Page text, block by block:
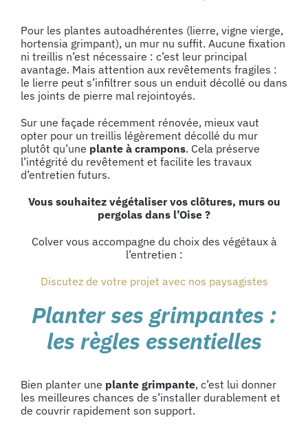
Pour les plantes autoadhérentes (lierre, vigne vierge,
hortensia grimpant), un mur nu suffit. Aucune fixation
ni treillis n’est nécessaire : c’est leur principal
avantage. Mais attention aux revêtements fragiles :
le lierre peut s’infiltrer sous un enduit décollé ou dans
les joints de pierre mal rejointoyés.
Sur une façade récemment rénovée, mieux vaut
opter pour un treillis légèrement décollé du mur
plutôt qu’une plante à crampons. Cela préserve
l’intégrité du revêtement et facilite les travaux
d’entretien futurs.
Vous souhaitez végétaliser vos clôtures, murs ou
pergolas dans l’Oise ?
Colver vous accompagne du choix des végétaux à
l’entretien :
Discutez de votre projet avec nos paysagistes
Planter ses grimpantes :
les règles essentielles
Bien planter une plante grimpante, c’est lui donner
les meilleures chances de s’installer durablement et
de couvrir rapidement son support.